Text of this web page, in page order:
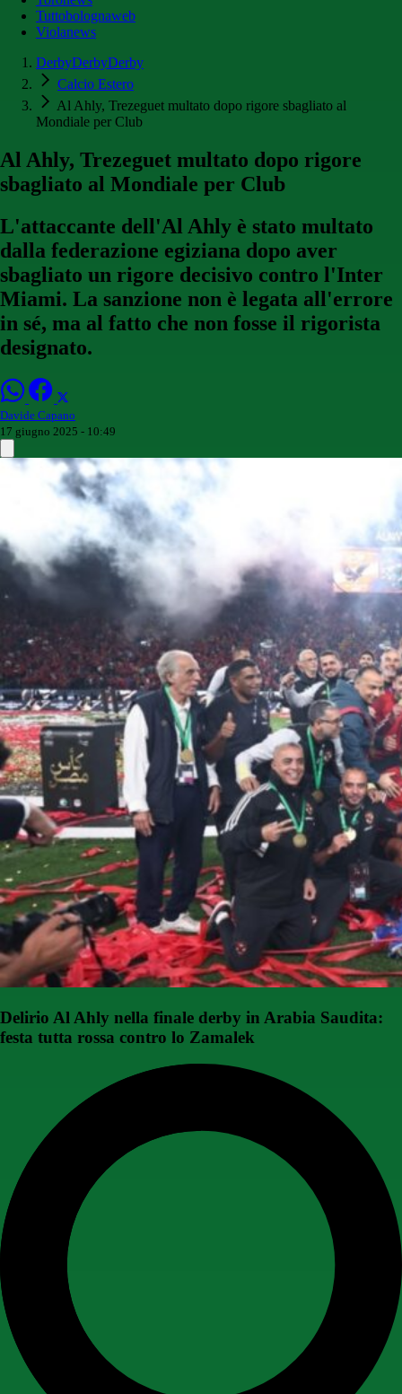
Tuttobolognaweb
Violanews
DerbyDerbyDerby
Calcio Estero
Al Ahly, Trezeguet multato dopo rigore sbagliato al
Mondiale per Club
Al Ahly, Trezeguet multato dopo rigore
sbagliato al Mondiale per Club
L'attaccante dell'Al Ahly è stato multato
dalla federazione egiziana dopo aver
sbagliato un rigore decisivo contro l'Inter
Miami. La sanzione non è legata all'errore
in sé, ma al fatto che non fosse il rigorista
designato.
Davide Capano
17 giugno 2025 - 10:49
Delirio Al Ahly nella finale derby in Arabia Saudita:
festa tutta rossa contro lo Zamalek